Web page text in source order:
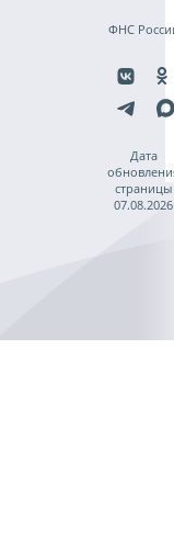
ФНС
Дата
страницы
07.08.2026